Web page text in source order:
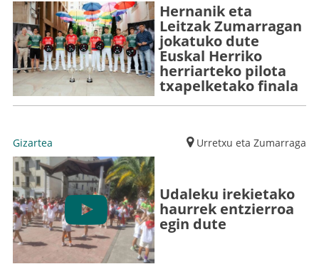
Hernanik eta
Leitzak Zumarragan
jokatuko dute
Euskal Herriko
herriarteko pilota
txapelketako finala
Gizartea Urretxu eta Zumarraga
Udaleku irekietako
haurrek entzierroa
egin dute